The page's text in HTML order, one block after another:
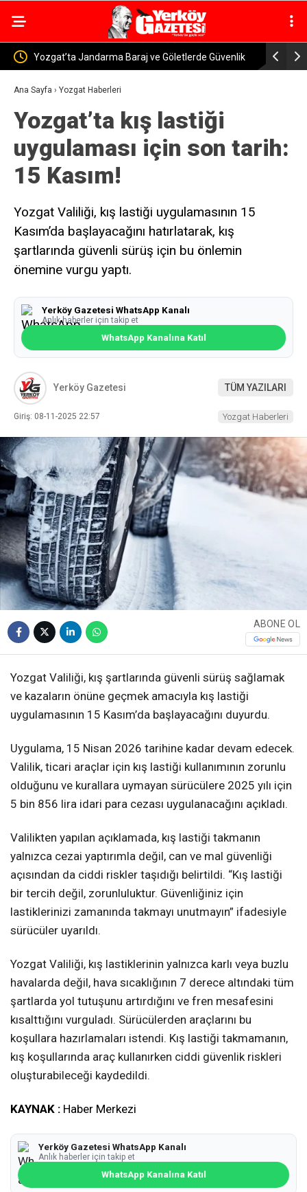
Göletlerde Güvenlik Yerköy-Kayseri YHT’de Kritik Eşik Aşıldı!
Uraloğlu: İşin Yarısını Tamamladık
Ana Sayfa › Yozgat Haberleri
Yozgat’ta kış lastiği
uygulaması için son tarih:
15 Kasım!
Yozgat Valiliği, kış lastiği uygulamasının 15
Kasım’da başlayacağını hatırlatarak, kış
şartlarında güvenli sürüş için bu önlemin
önemine vurgu yaptı.
Yerköy Gazetesi WhatsApp Kanalı
Anlık haberler için takip et
WhatsApp Kanalına Katıl
Yerköy Gazetesi TÜM YAZILARI
Giriş: 08-11-2025 22:57 Yozgat Haberleri
ABONE OL
Yozgat Valiliği, kış şartlarında güvenli sürüş sağlamak
ve kazaların önüne geçmek amacıyla kış lastiği
uygulamasının 15 Kasım’da başlayacağını duyurdu.
Uygulama, 15 Nisan 2026 tarihine kadar devam edecek.
Valilik, ticari araçlar için kış lastiği kullanımının zorunlu
olduğunu ve kurallara uymayan sürücülere 2025 yılı için
5 bin 856 lira idari para cezası uygulanacağını açıkladı.
Valilikten yapılan açıklamada, kış lastiği takmanın
yalnızca cezai yaptırımla değil, can ve mal güvenliği
açısından da ciddi riskler taşıdığı belirtildi. “Kış lastiği
bir tercih değil, zorunluluktur. Güvenliğiniz için
lastiklerinizi zamanında takmayı unutmayın” ifadesiyle
sürücüler uyarıldı.
Yozgat Valiliği, kış lastiklerinin yalnızca karlı veya buzlu
havalarda değil, hava sıcaklığının 7 derece altındaki tüm
şartlarda yol tutuşunu artırdığını ve fren mesafesini
kısalttığını vurguladı. Sürücülerden araçlarını bu
koşullara hazırlamaları istendi. Kış lastiği takmamanın,
kış koşullarında araç kullanırken ciddi güvenlik riskleri
oluşturabileceği kaydedildi.
KAYNAK : Haber Merkezi
Yerköy Gazetesi WhatsApp Kanalı
Anlık haberler için takip et
WhatsApp Kanalına Katıl